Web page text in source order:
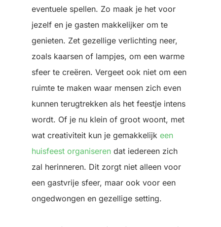
eventuele spellen. Zo maak je het voor
jezelf en je gasten makkelijker om te
genieten. Zet gezellige verlichting neer,
zoals kaarsen of lampjes, om een warme
sfeer te creëren. Vergeet ook niet om een
ruimte te maken waar mensen zich even
kunnen terugtrekken als het feestje intens
wordt. Of je nu klein of groot woont, met
wat creativiteit kun je gemakkelijk een
huisfeest organiseren dat iedereen zich
zal herinneren. Dit zorgt niet alleen voor
een gastvrije sfeer, maar ook voor een
ongedwongen en gezellige setting.